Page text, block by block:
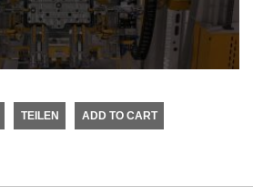
TEILEN ADD TO CART